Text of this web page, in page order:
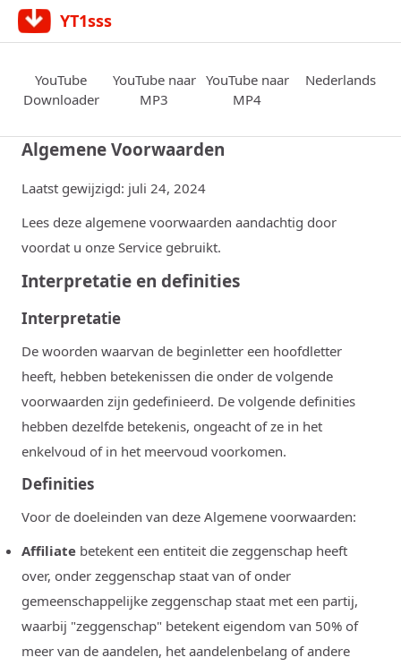
YT1sss
YouTube
Downloader
YouTube naar
MP3
YouTube naar
MP4
Nederlands
Algemene Voorwaarden
Laatst gewijzigd: juli 24, 2024
Lees deze algemene voorwaarden aandachtig door
voordat u onze Service gebruikt.
Interpretatie en definities
Interpretatie
De woorden waarvan de beginletter een hoofdletter
heeft, hebben betekenissen die onder de volgende
voorwaarden zijn gedefinieerd. De volgende definities
hebben dezelfde betekenis, ongeacht of ze in het
enkelvoud of in het meervoud voorkomen.
Definities
Voor de doeleinden van deze Algemene voorwaarden:
Affiliate betekent een entiteit die zeggenschap heeft
over, onder zeggenschap staat van of onder
gemeenschappelijke zeggenschap staat met een partij,
waarbij "zeggenschap" betekent eigendom van 50% of
meer van de aandelen, het aandelenbelang of andere